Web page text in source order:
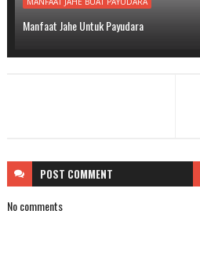
Manfaat Jahe Untuk Payudara
POST COMMENT
No comments